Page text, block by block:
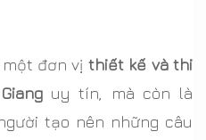
đơn vị thiết kế và thi
uy tín, mà còn là
tạo nên những câu